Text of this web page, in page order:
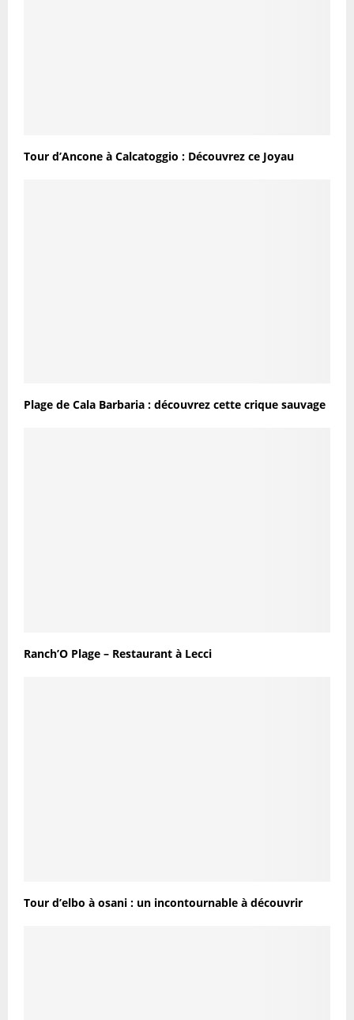
Tour d’Ancone à Calcatoggio : Découvrez ce Joyau
Plage de Cala Barbaria : découvrez cette crique sauvage
Ranch’O Plage – Restaurant à Lecci
Tour d’elbo à osani : un incontournable à découvrir